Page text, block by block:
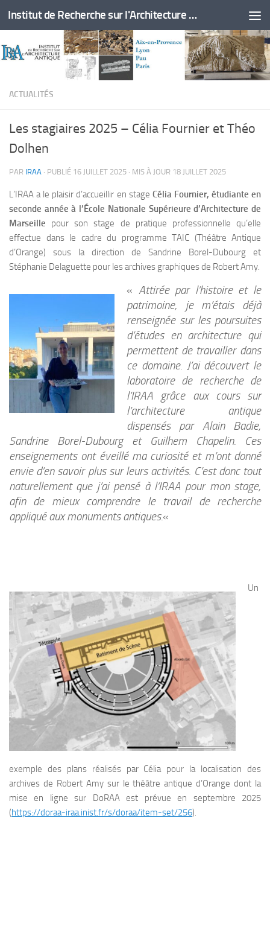
Skip to content Institut de Recherche sur l'Architecture Antique
ACTUALITÉS
Les stagiaires 2025 – Célia Fournier et Théo
Dolhen
PAR IRAA · PUBLIÉ 16 JUILLET 2025 · MIS À JOUR 18 JUILLET 2025
L’IRAA a le plaisir d’accueillir en stage Célia Fournier, étudiante en
seconde année à l’École Nationale Supérieure d’Architecture de
Marseille pour son stage de pratique professionnelle qu’elle
effectue dans le cadre du programme TAIC (Théâtre Antique
d’Orange) sous la direction de Sandrine Borel-Dubourg et
Stéphanie Delaguette pour les archives graphiques de Robert Amy.
« Attirée par l’histoire et le
patrimoine, je m’étais déjà
renseignée sur les poursuites
d’études en architecture qui
permettent de travailler dans
ce domaine. J’ai découvert le
laboratoire de recherche de
l’IRAA grâce aux cours sur
l’architecture antique
dispensés par Alain Badie,
Sandrine Borel-Dubourg et Guilhem Chapelin. Ces
enseignements ont éveillé ma curiosité et m’ont donné
envie d’en savoir plus sur leurs activités. C’est donc tout
naturellement que j’ai pensé à l’IRAA pour mon stage,
afin de mieux comprendre le travail de recherche
appliqué aux monuments antiques.«
Un
exemple des plans réalisés par Célia pour la localisation des
archives de Robert Amy sur le théâtre antique d’Orange dont la
mise en ligne sur DoRAA est prévue en septembre 2025
(https://doraa-iraa.inist.fr/s/doraa/item-set/256).